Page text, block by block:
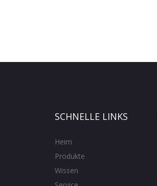
SCHNELLE LINKS
Heim
Produkte
Wissen